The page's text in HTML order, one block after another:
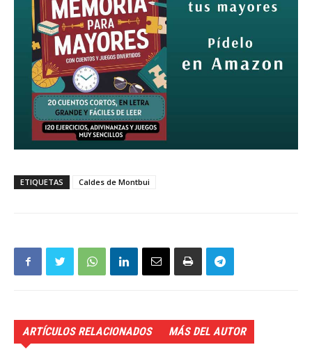
ETIQUETAS Caldes de Montbui
ARTÍCULOS RELACIONADOS MÁS DEL AUTOR